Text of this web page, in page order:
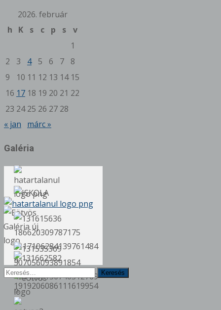
2026. február
h
K s c p s
v
1
2
3 4 5 6 7
8
9
10 11 12 13 14 15
16 17 18 19 20 21 22
23 24 25 26 27 28
« jan
márc »
Galéria
Keresés
erre: